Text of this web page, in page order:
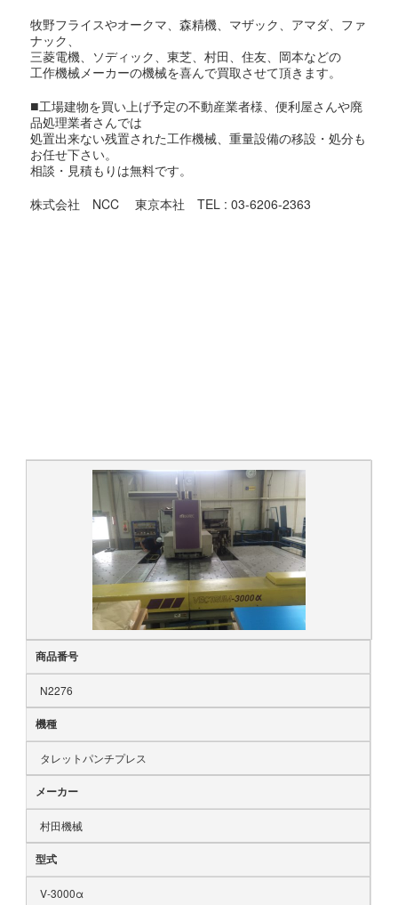
牧野フライスやオークマ、森精機、マザック、アマダ、ファ
ナック、
三菱電機、ソディック、東芝、村田、住友、岡本などの
工作機械メーカーの機械を喜んで買取させて頂きます。
■工場建物を買い上げ予定の不動産業者様、便利屋さんや廃
品処理業者さんでは
処置出来ない残置された工作機械、重量設備の移設・処分も
お任せ下さい。
相談・見積もりは無料です。
株式会社 NCC 東京本社 TEL : 03-6206-2363
商品番号
N2276
機種
タレットパンチプレス
メーカー
村田機械
型式
V-3000α